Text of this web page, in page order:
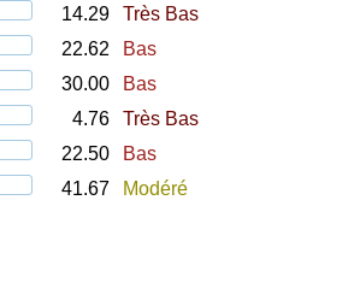
14.29
Très Bas
22.62
Bas
30.00
Bas
4.76
Très Bas
22.50
Bas
41.67 Modéré